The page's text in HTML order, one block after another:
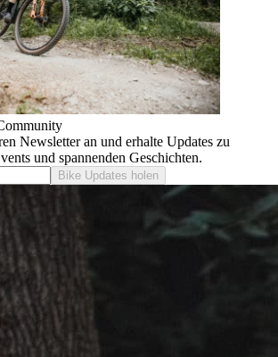
Newsletter an und erhalte Updates zu
und spannenden Geschichten.
Bike Updates holen